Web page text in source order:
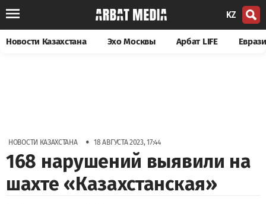
KZ
Новости Казахстана Эхо Москвы Арбат LIFE
НОВОСТИ КАЗАХСТАНА • 18 АВГУСТА 2023, 17:44
168 нарушений выявили на
шахте «Казахстанская»